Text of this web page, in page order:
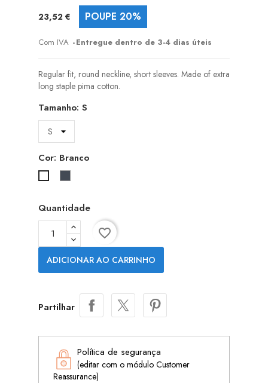
23,52 € POUPE 20%
Com IVA Entregue dentro de 3-4 dias úteis
Regular fit, round neckline, short sleeves. Made of extra
long staple pima cotton.
Tamanho: S
Cor: Branco
Branco
Quantidade
ADICIONAR AO CARRINHO
favorite_border
Partilhar
Política de segurança
(editar com o módulo Customer
Reassurance)